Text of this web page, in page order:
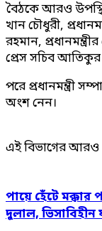
বৈঠকে আরও
খান চৌধুরী,
রহমান,
প্রেস সচিব
পরে প্রধানমন্ত্রী
অংশ নেন।
এই বিভাগের
পায়ে হেঁটে
দুলাল,